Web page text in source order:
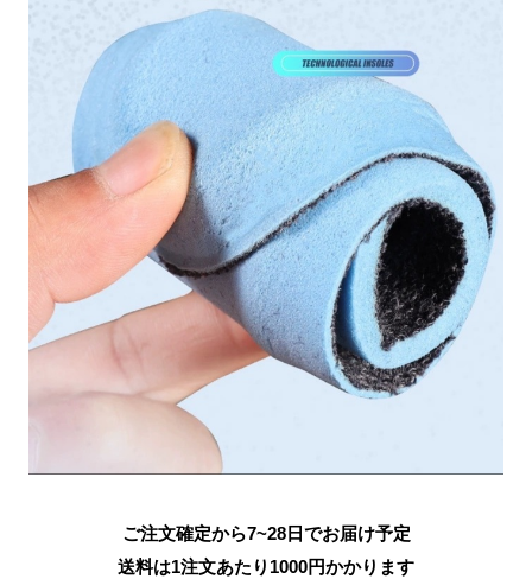
ご注文確定から7~28日でお届け予定
送料は1注文あたり 1000円かかります